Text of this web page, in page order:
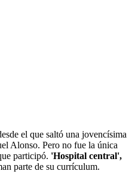
el que saltó una jovencísima
Alonso. Pero no fue la única
participó. 'Hospital central',
parte de su currículum.